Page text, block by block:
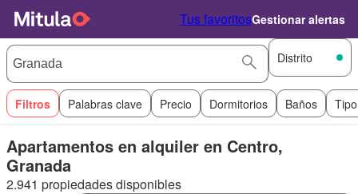
Tus favoritosGestionar alertas
Distrito
Filtros Palabras clave Precio Dormitorios Baños
Apartamentos en alquiler en Centro,
Granada
2.941 propiedades disponibles